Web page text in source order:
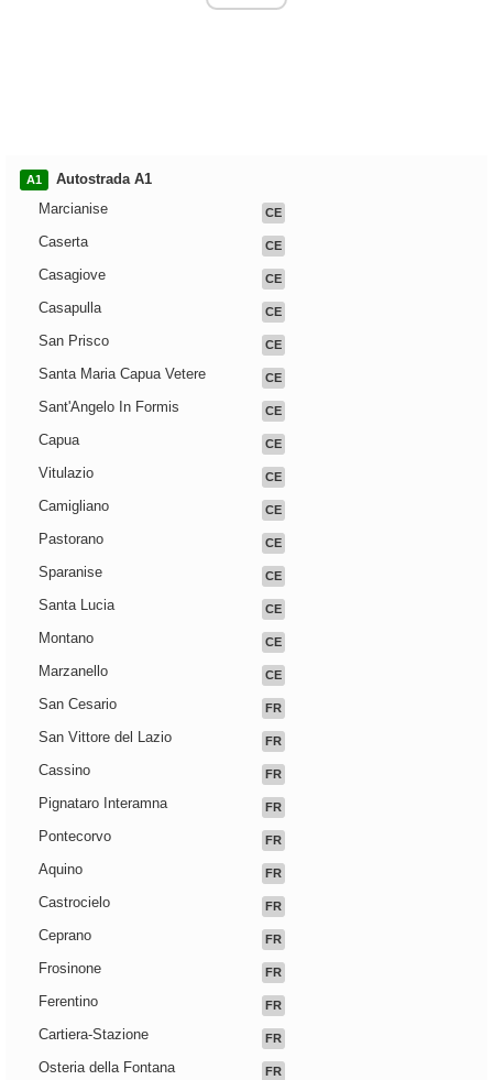
A1
Autostrada A1
Marcianise
CE
Caserta CE
Casagiove CE
Casapulla CE
San Prisco CE
Santa Maria Capua Vetere CE
Sant'Angelo In Formis CE
Capua CE
Vitulazio CE
Camigliano CE
Pastorano CE
Sparanise CE
Santa Lucia CE
Montano CE
Marzanello CE
San Cesario FR
San Vittore del Lazio FR
Cassino FR
Pignataro Interamna FR
Pontecorvo FR
Aquino FR
Castrocielo FR
Ceprano FR
Frosinone FR
Ferentino FR
Cartiera-Stazione FR
Osteria della Fontana FR